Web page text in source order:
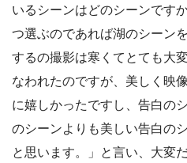
いるシーンはどのシーンです
つ選ぶのであれば湖のシーン
するの撮影は寒くてとても大
なわれたのですが、美しく映
に嬉しかったですし、告白の
のシーンよりも美しい告白の
と思います。」と言い、大変